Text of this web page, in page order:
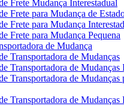
Frete Mudança Interestadual
Frete para Mudança de
Frete para Mudança
Frete para Mudança Pequena
de Mudança
Transportadora de Mudanças
Transportadora de Mudanças
Transportadora de Mudanças
Transportadora de Mudanças